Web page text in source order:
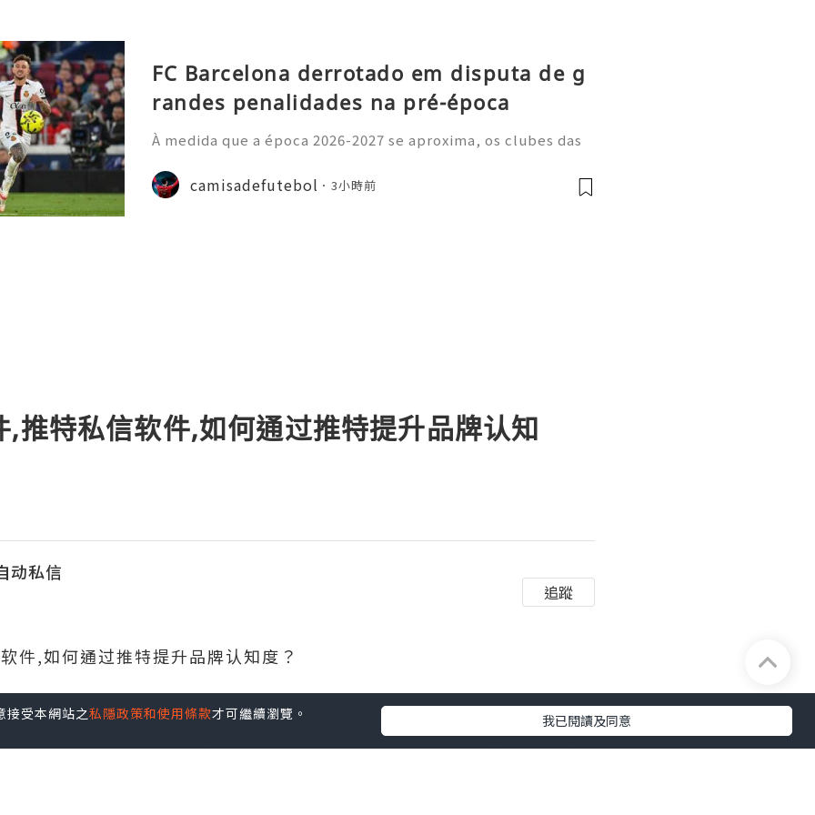
FC Barcelona derrotado em disputa de g
randes penalidades na pré-época
À medida que a época 2026-2027 se aproxima, os clubes das
sivo, com vários jogos amigáveis ​​a despertarem grande inter
esse por parte dos a
camisadefutebol 3小時前
推特私信软件,如何通过推特提升品牌认知
动私信
追蹤
件,如何通过推特提升品牌认知度？
知度，需要定期发布高质量的内容，包括产品信息、行业新闻和互动话
受本網站之私隱政策和使用條款才可繼續瀏覽。 我已閱讀及同意